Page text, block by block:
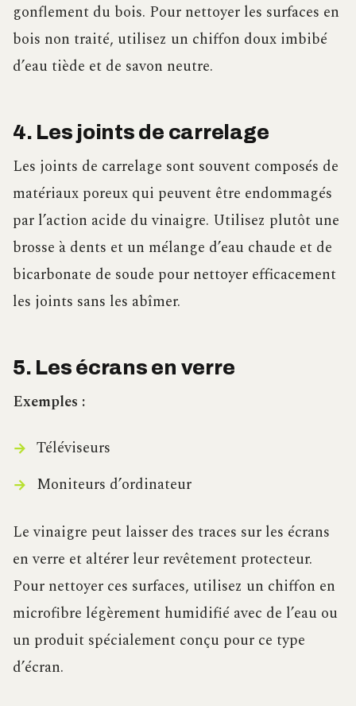
gonflement du bois. Pour nettoyer les surfaces en
bois non traité, utilisez un chiffon doux imbibé
d’eau tiède et de savon neutre.
4. Les joints de carrelage
Les joints de carrelage sont souvent composés de
matériaux poreux qui peuvent être endommagés
par l’action acide du vinaigre. Utilisez plutôt une
brosse à dents et un mélange d’eau chaude et de
bicarbonate de soude pour nettoyer efficacement
les joints sans les abîmer.
5. Les écrans en verre
Exemples :
Téléviseurs
Moniteurs d’ordinateur
Le vinaigre peut laisser des traces sur les écrans
en verre et altérer leur revêtement protecteur.
Pour nettoyer ces surfaces, utilisez un chiffon en
microfibre légèrement humidifié avec de l’eau ou
un produit spécialement conçu pour ce type
d’écran.